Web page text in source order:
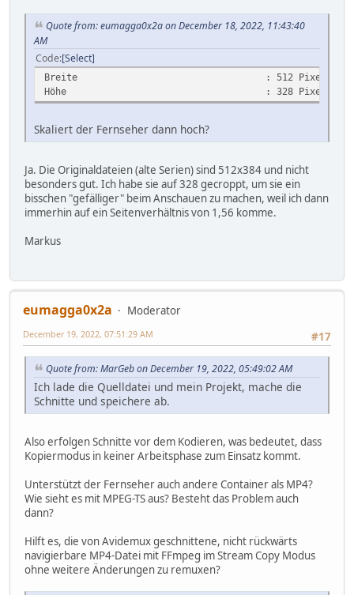
Quote from: eumagga0x2a on December 18, 2022, 11:43:40
AM
Code Select
Breite : 512 Pixel
Höhe : 328 Pixel
Skaliert der Fernseher dann hoch?
Ja. Die Originaldateien (alte Serien) sind 512x384 und nicht
besonders gut. Ich habe sie auf 328 gecroppt, um sie ein
bisschen "gefälliger" beim Anschauen zu machen, weil ich dann
immerhin auf ein Seitenverhältnis von 1,56 komme.
Markus
eumagga0x2a
Moderator
#17
December 19, 2022, 07:51:29 AM
Quote from: MarGeb on December 19, 2022, 05:49:02 AM
Ich lade die Quelldatei und mein Projekt, mache die
Schnitte und speichere ab.
Also erfolgen Schnitte vor dem Kodieren, was bedeutet, dass
Kopiermodus in keiner Arbeitsphase zum Einsatz kommt.
Unterstützt der Fernseher auch andere Container als MP4?
Wie sieht es mit MPEG-TS aus? Besteht das Problem auch
dann?
Hilft es, die von Avidemux geschnittene, nicht rückwärts
navigierbare MP4-Datei mit FFmpeg im Stream Copy Modus
ohne weitere Änderungen zu remuxen?